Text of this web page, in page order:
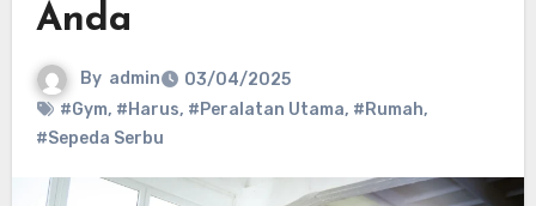
Anda
By admin
03/04/2025
#Gym, #Harus, #Peralatan Utama, #Rumah,
#Sepeda Serbu